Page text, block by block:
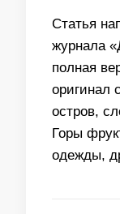
Статья
журнала
полная
оригинал
остров,
Горы
одежды,